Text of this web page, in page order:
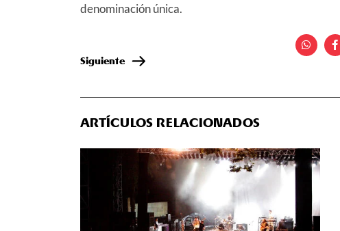
denominación única.
Siguiente
ARTÍCULOS RELACIONADOS